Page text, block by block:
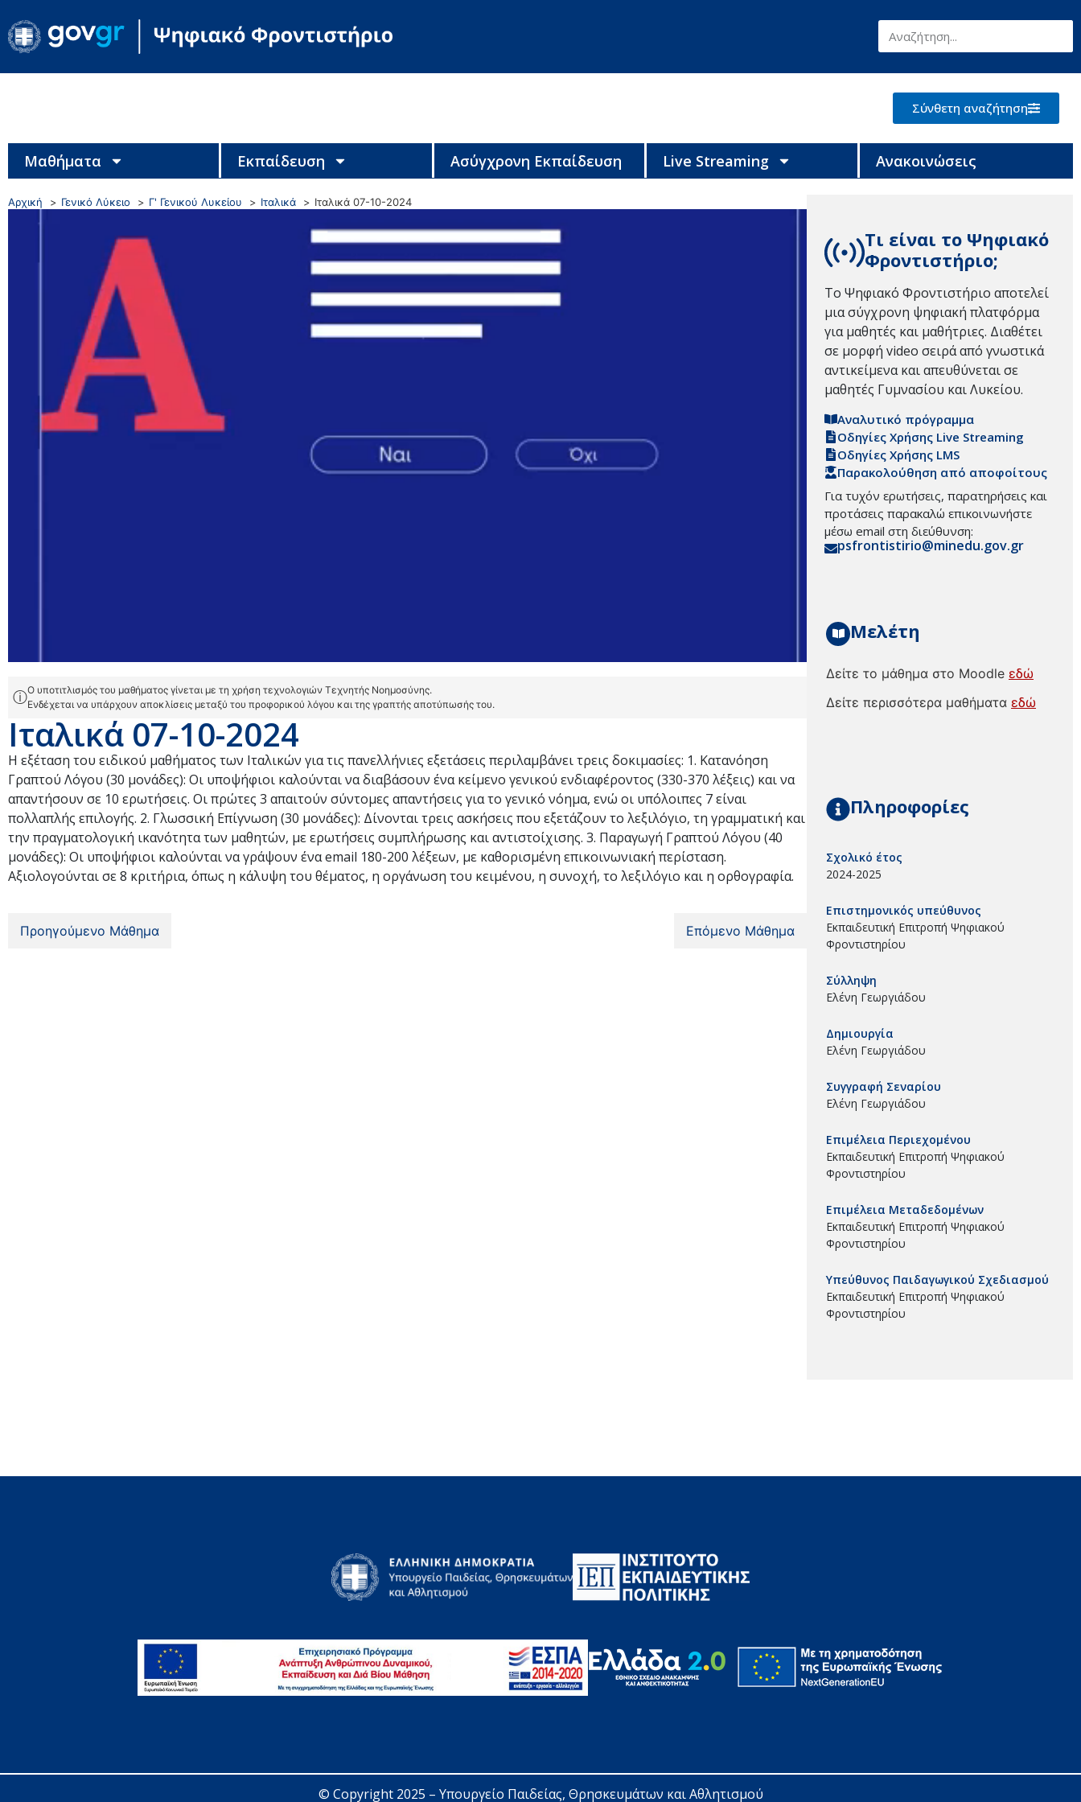
Σύνθετη αναζήτηση
Μαθήματα Εκπαίδευση Ασύγχρονη Εκπαίδευση Live Streaming Ανακοινώσεις
Αρχική Γενικό Λύκειο Γ' Γενικού Λυκείου Ιταλικά Ιταλικά 07-10-2024
ⓘΟ υποτιτλισμός του μαθήματος γίνεται με τη χρήση τεχνολογιών Τεχνητής Νοημοσύνης.
Ενδέχεται να υπάρχουν αποκλίσεις μεταξύ του προφορικού λόγου και της γραπτής αποτύπωσής του.
Ιταλικά 07-10-2024
Η εξέταση του ειδικού μαθήματος των Ιταλικών για τις πανελλήνιες εξετάσεις περιλαμβάνει τρεις δοκιμασίες: 1. Κατανόηση
Γραπτού Λόγου (30 μονάδες): Οι υποψήφιοι καλούνται να διαβάσουν ένα κείμενο γενικού ενδιαφέροντος (330-370 λέξεις) και να
απαντήσουν σε 10 ερωτήσεις. Οι πρώτες 3 απαιτούν σύντομες απαντήσεις για το γενικό νόημα, ενώ οι υπόλοιπες 7 είναι
πολλαπλής επιλογής. 2. Γλωσσική Επίγνωση (30 μονάδες): Δίνονται τρεις ασκήσεις που εξετάζουν το λεξιλόγιο, τη γραμματική και
την πραγματολογική ικανότητα των μαθητών, με ερωτήσεις συμπλήρωσης και αντιστοίχισης. 3. Παραγωγή Γραπτού Λόγου (40
μονάδες): Οι υποψήφιοι καλούνται να γράψουν ένα email 180-200 λέξεων, με καθορισμένη επικοινωνιακή περίσταση.
Αξιολογούνται σε 8 κριτήρια, όπως η κάλυψη του θέματος, η οργάνωση του κειμένου, η συνοχή, το λεξιλόγιο και η ορθογραφία.
Προηγούμενο Μάθημα Επόμενο Μάθημα
Τι είναι το Ψηφιακό
Φροντιστήριο;
Το Ψηφιακό Φροντιστήριο αποτελεί
μια σύγχρονη ψηφιακή πλατφόρμα
για μαθητές και μαθήτριες. Διαθέτει
σε μορφή video σειρά από γνωστικά
αντικείμενα και απευθύνεται σε
μαθητές Γυμνασίου και Λυκείου.
Αναλυτικό πρόγραμμα
Οδηγίες Χρήσης Live Streaming
Οδηγίες Χρήσης LMS
Παρακολούθηση από αποφοίτους
Για τυχόν ερωτήσεις, παρατηρήσεις και
προτάσεις παρακαλώ επικοινωνήστε
μέσω email στη διεύθυνση:
psfrontistirio@minedu.gov.gr
Μελέτη
Δείτε το μάθημα στο Moodle εδώ
Δείτε περισσότερα μαθήματα εδώ
Πληροφορίες
Σχολικό έτος
2024-2025
Επιστημονικός υπεύθυνος
Εκπαιδευτική Επιτροπή Ψηφιακού
Φροντιστηρίου
Σύλληψη
Ελένη Γεωργιάδου
Δημιουργία
Ελένη Γεωργιάδου
Συγγραφή Σεναρίου
Ελένη Γεωργιάδου
Επιμέλεια Περιεχομένου
Εκπαιδευτική Επιτροπή Ψηφιακού
Φροντιστηρίου
Επιμέλεια Μεταδεδομένων
Εκπαιδευτική Επιτροπή Ψηφιακού
Φροντιστηρίου
Υπεύθυνος Παιδαγωγικού Σχεδιασμού
Εκπαιδευτική Επιτροπή Ψηφιακού
Φροντιστηρίου
© Copyright 2025 – Υπουργείο Παιδείας, Θρησκευμάτων και Αθλητισμού